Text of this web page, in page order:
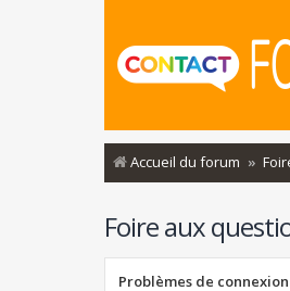
Accueil du forum
Foire aux
Problèmes de